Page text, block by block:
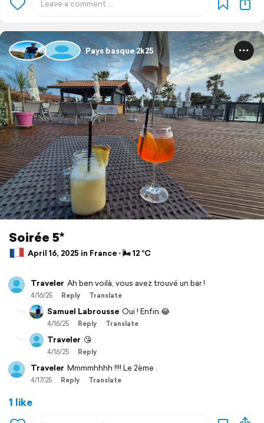
Pays basque 2k25
Soirée 5*
April 16, 2025 in France ⋅ 🌬 12 °C
Traveler Ah ben voilà, vous avez trouvé un bar !
4/16/25 Reply Translate
Samuel Labrousse Oui ! Enfin 😂
4/16/25 Reply Translate
Traveler 😘
4/16/25 Reply
Traveler Mmmmhhhh !!!! Le 2ème .
4/17/25 Reply Translate
1 like